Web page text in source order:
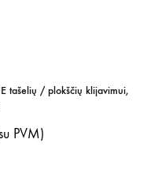
tašelių / plokščių klijavimui,
PVM)